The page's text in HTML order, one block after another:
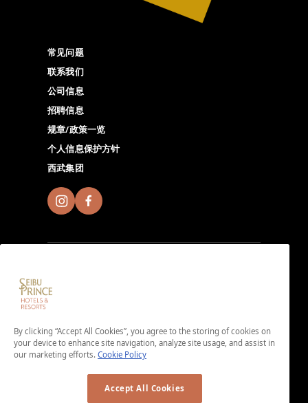
常见问题
联系我们
公司信息
招聘信息
规章/政策一览
个人信息保护方针
西武集团
载App。
＜免入会费・免年费＞
By clicking “Accept All Cookies”, you agree to the storing of cookies on
your device to enhance site navigation, analyze site usage, and assist in
our marketing efforts. Cookie Policy
Accept All Cookies